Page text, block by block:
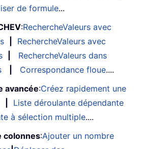
de formule...
:RechercheValeurs avec
RechercheValeurs avec
RechercheValeurs dans
Correspondance floue....
avancée:Créez rapidement une
Liste déroulante dépendante
à sélection multiple....
colonnes:Ajouter un nombre